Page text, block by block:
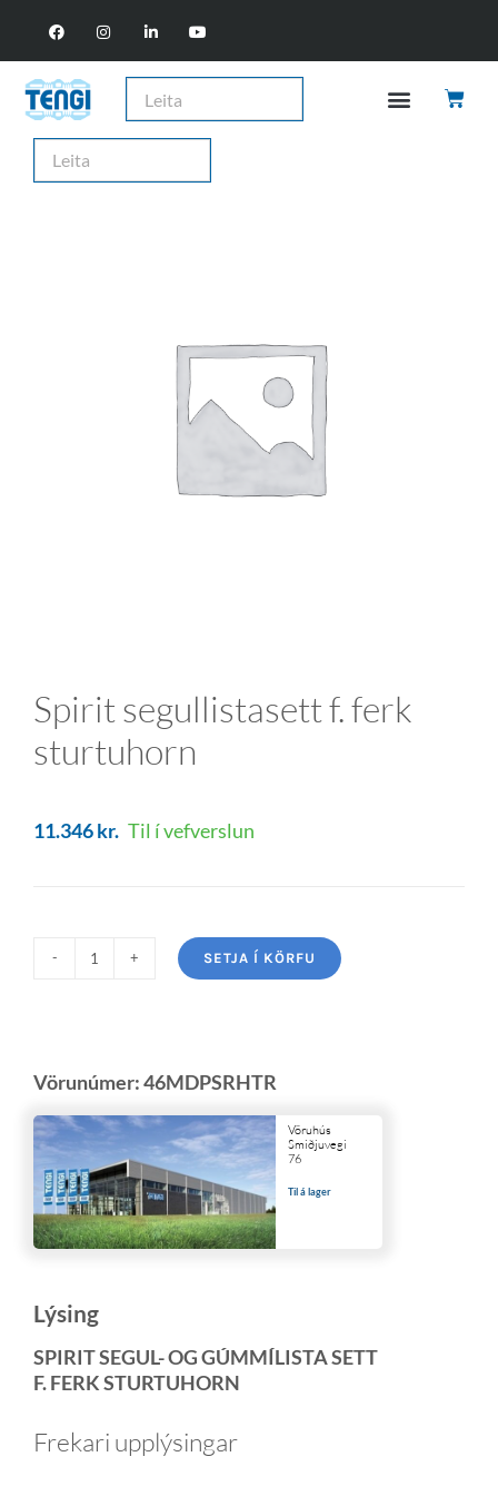
Spirit segullistasett f. ferk
sturtuhorn
11.346kr. Til í vefverslun
SETJA Í KÖRFU
Vörunúmer:46MDPSRHTR
Vöruhús
Smiðjuvegi
76
Til á lager
Lýsing
SPIRIT SEGUL- OG GÚMMÍLISTA SETT
F. FERK STURTUHORN
Frekari upplýsingar